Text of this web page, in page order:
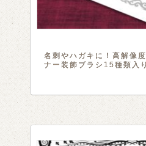
名刺やハガキに！高解像
ナー装飾ブラシ15種類入